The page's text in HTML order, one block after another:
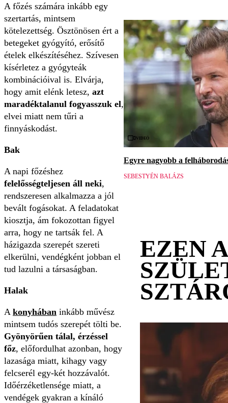
A főzés számára inkább egy
szertartás, mintsem
kötelezettség. Ösztönösen ért a
betegeket gyógyító, erősítő
ételek elkészítéséhez. Szívesen
kísérletez a gyógyteák
kombinációival is. Elvárja,
hogy amit elénk letesz, azt
maradéktalanul fogyasszuk el,
elvei miatt nem tűri a
finnyáskodást.
Bak
A napi főzéshez
felelősségteljesen áll neki,
rendszeresen alkalmazza a jól
bevált fogásokat. A feladatokat
kiosztja, ám fokozottan figyel
arra, hogy ne tartsák fel. A
házigazda szerepét szereti
elkerülni, vendégként jobban el
tud lazulni a társaságban.
Halak
A konyhában inkább művész
mintsem tudós szerepét tölti be.
Gyönyörűen tálal, érzéssel
főz, előfordulhat azonban, hogy
lazasága miatt, kihagy vagy
felcserél egy-két hozzávalót.
Időérzéketlensége miatt, a
vendégek gyakran a kínáló
Videó
Egyre nagyobb a
SEBESTYÉN BALÁZS
EZEN